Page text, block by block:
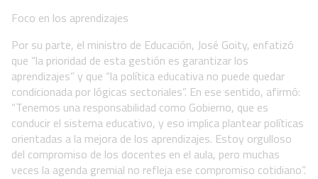
Foco en los aprendizajes
Por su parte, el ministro de Educación, José Goity, enfatizó
que “la prioridad de esta gestión es garantizar los
aprendizajes” y que “la política educativa no puede quedar
condicionada por lógicas sectoriales”. En ese sentido, afirmó:
“Tenemos una responsabilidad como Gobierno, que es
conducir el sistema educativo, y eso implica plantear políticas
orientadas a la mejora de los aprendizajes. Estoy orgulloso
del compromiso de los docentes en el aula, pero muchas
veces la agenda gremial no refleja ese compromiso cotidiano”.